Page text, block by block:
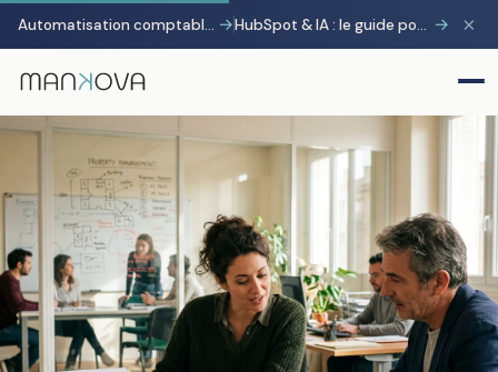
Automatisation comptable avec Pennylane : transformer la charge administrative en avantage stratégique → HubSpot & IA : le guide pour gagner 10 heures par semaine → ×